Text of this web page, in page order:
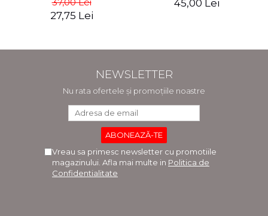
27,75 Lei
45,00 Lei
NEWSLETTER
Nu rata ofertele și promoțiile noastre
Vreau sa primesc newsletter cu promotiile
magazinului. Afla mai multe in Politica de
Confidentialitate